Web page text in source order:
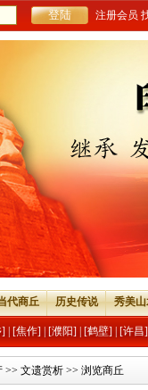
注册会员
代商丘 历史传说 秀美
[焦作] [濮阳] [鹤壁] [许昌]
>> 文遗赏析 >> 浏览商丘